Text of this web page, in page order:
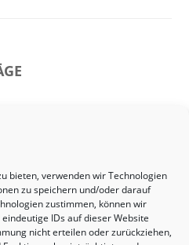
bieten, verwenden wir Technologien
zu speichern und/oder darauf
zustimmen, können wir
IDs auf dieser Website
nicht erteilen oder zurückziehen,